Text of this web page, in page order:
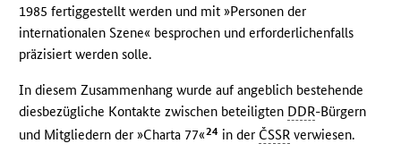
1985 fertiggestellt werden und mit »Personen der
internationalen Szene« besprochen und erforderlichenfalls
präzisiert werden solle.
In diesem Zusammenhang wurde auf angeblich bestehende
diesbezügliche Kontakte zwischen beteiligten DDR-Bürgern
und Mitgliedern der »Charta 77«24 in der ČSSR verwiesen.